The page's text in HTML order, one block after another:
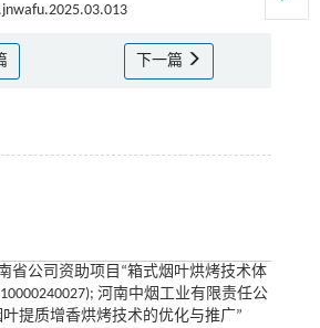
下一篇
省公司资助项目“箱式烟叶烘烤技术体
河南中烟工业有限责任公
提质增香烘烤技术的优化与推广”